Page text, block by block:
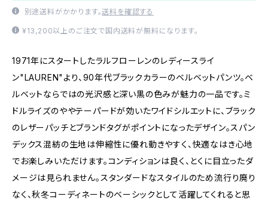
別途送料がかかります。送料を確認する
¥13,200以上のご注文で国内送料が無料になります。
1971年にスタートしたラルフローレンのレディースライ
ン"LAUREN"より、90年代ブラックカラーのベルベットパンツ。ベ
ルベットならではの光沢感と深い黒の色みが魅力の一品です。ミ
ドルライズのややテーパードが効いたワイドシルエットに、ブラック
のレザーパッチとブランドタグがポイントになったデザイン。スパン
デックス混紡の生地は伸縮性に優れ動きやすく、快適なはき心地
でお楽しみいただけます。コンディションは良く、とくに目立ったダ
メージは見られません。スタンダードなスタイルのため流行り廃り
なく、秋冬コーディネートのベーシックとして活躍してくれると思